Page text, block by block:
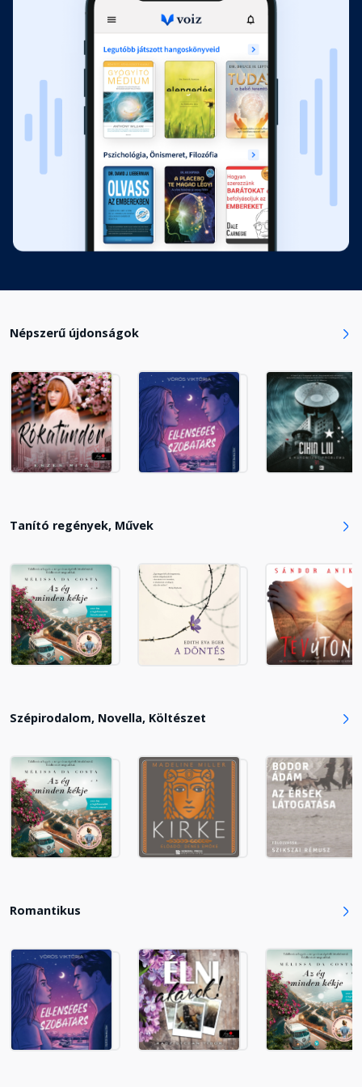
Fejezet hossza: 00:59:06
13. Fejezet
Fejezet hossza: 00:37:01
14. Fejezet
Fejezet hossza: 01:02:17
15. Fejezet
Fejezet hossza: 00:31:44
17. Fejezet
Fejezet hossza: 00:43:03
18. Fejezet
Fejezet hossza: 00:35:23
Fejezet hossza: 00:31:41
20. Fejezet
Fejezet hossza: 00:39:42
21. Fejezet
23. Fejezet
Fejezet hossza: 01:16:46
25. Fejezet
Fejezet hossza: 01:29:13
26. Fejezet
Fejezet hossza: 00:40:08
Népszerű újdonságok
Tanító regények, Művek
Szépirodalom, Novella, Költészet
Romantikus